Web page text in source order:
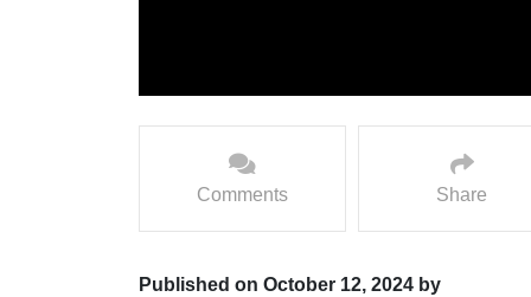
Comments Share
Published on October 12, 2024 by